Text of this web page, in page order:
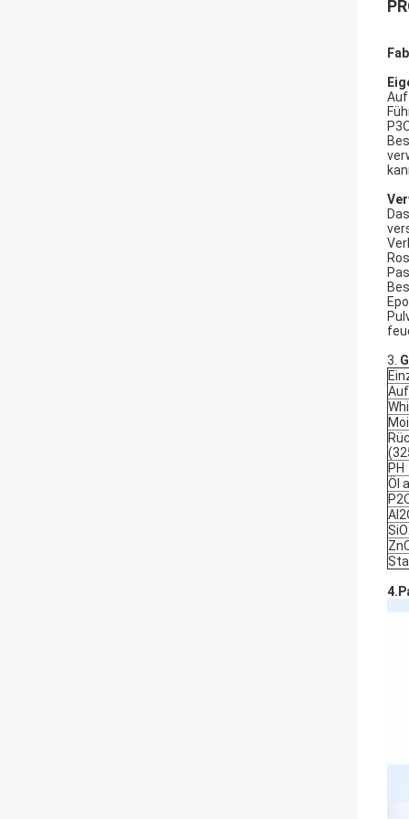
3.
PH
Öl